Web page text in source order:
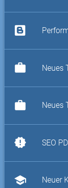
work Neues
work Neues
new_releases SEO
school Neuer